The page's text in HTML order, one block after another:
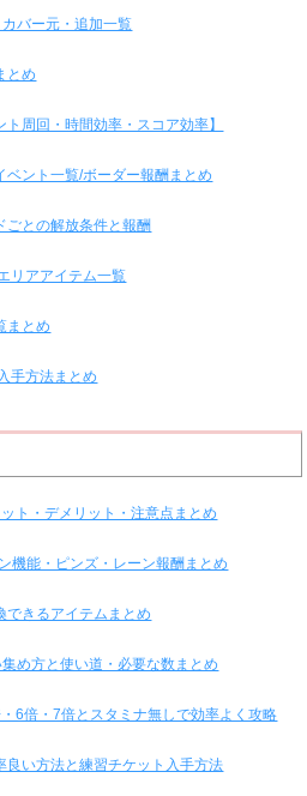
バー元・追加一覧
とめ
周回・時間効率・スコア効率】
ント一覧/ボーダー報酬まとめ
ごとの解放条件と報酬
リアアイテム一覧
まとめ
手方法まとめ
ト・デメリット・注意点まとめ
機能・ピンズ・レーン報酬まとめ
できるアイテムまとめ
め方と使い道・必要な数まとめ
6倍・7倍とスタミナ無しで効率よく攻略
良い方法と練習チケット入手方法